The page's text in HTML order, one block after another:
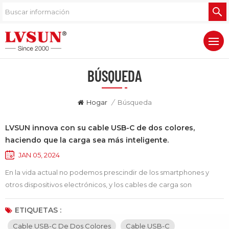
BÚSQUEDA
Hogar / Búsqueda
LVSUN innova con su cable USB-C de dos colores,
haciendo que la carga sea más inteligente.
JAN 05, 2024
En la vida actual no podemos prescindir de los smartphones y
otros dispositivos electrónicos, y los cables de carga son
accesorios imprescindibles en nuestro día a día. Con el continuo
desarrollo de la tecnología, los cables de carga USB-C están
innovando constantemente, aportando más comodidad e
ETIQUETAS :
Cable USB-C De Dos Colores Cable USB-C